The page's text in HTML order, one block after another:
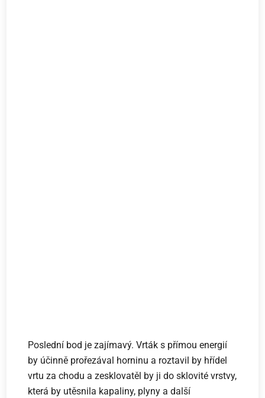
Poslední bod je zajímavý. Vrták s přímou energií
by účinně prořezával horninu a roztavil by hřídel
vrtu za chodu a zesklovatěl by ji do sklovité vrstvy,
která by utěsnila kapaliny, plyny a další